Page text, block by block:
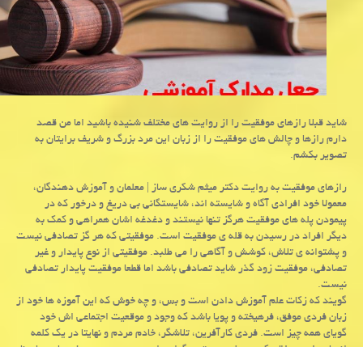
شاید قبلا رازهای موفقیت را از روایت های مختلف شنیده باشید اما من قصد
دارم رازها و چالش های موفقیت را از زبان این مرد بزرگ و شریف برایتان به
تصویر بكشم.
رازهای موفقیت به روایت دکتر میثم شکری ساز | معلمان و آموزش دهندگان،
معمولا خود افرادی آگاه و شایسته اند، شایستگانی بی دریغ و درخور که در
پیمودن پله های موفقیت هرگز تنها نیستند و دغدغه اشان همراهی و کمک به
دیگر افراد در رسیدن به قله ی موفقیت است. موفقیتی که هر گز تصادفی نیست
و پشتوانه ی تلاش، کوشش و آگاهی را می طلبد. موفقیتی از نوع پایدار و غیر
تصادفی، موفقیت زود گذر شاید تصادفی باشد اما قطعا موفقیت پایدار تصادفی
نیست.
گویند که زکات علم آموزش دادن است و بس، و چه خوش که این آموزه ها خود از
زبان فردی موفق، فرهیخته و پویا باشد که وجود و موقعیت اجتماعی اش خود
گویای همه چیز است. فردی کارآفرین، تلاشگر، خادم مردم و نهایتا در یک کلمه